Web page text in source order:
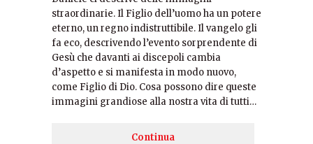
straordinarie. Il Figlio dell’uomo ha un potere
eterno, un regno indistruttibile. Il vangelo gli
fa eco, descrivendo l’evento sorprendente di
Gesù che davanti ai discepoli cambia
d’aspetto e si manifesta in modo nuovo,
come Figlio di Dio. Cosa possono dire queste
immagini grandiose alla nostra vita di tutti…
Continua